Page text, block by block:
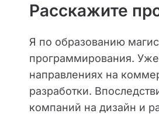
Расскажите
Я по образованию
программирования. Уже
направлениях на
разработки.
компаний на дизайн и